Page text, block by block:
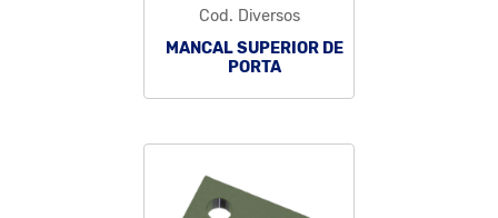
Cod. Diversos
MANCAL SUPERIOR DE
PORTA